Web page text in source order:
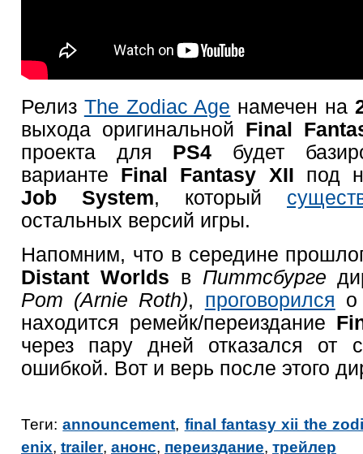
Релиз The Zodiac Age намечен на
выхода оригинальной Final
проекта для PS4 будет
варианте Final Fantasy XII под
Job System, который
остальных версий игры.
Напомним, что в середине
Distant Worlds в Питтсбурге
Рот (Arnie Roth), проговорился о
находится ремейк/переиздание
через пару дней отказался от
ошибкой. Вот и верь после этого
Теги:announcement, final fantasy xii the
enix, trailer, анонс, переиздание, трейлер